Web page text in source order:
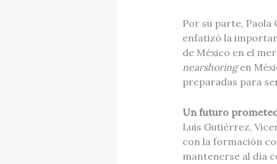
Por su parte, Paola
enfatizó la
de México en el
nearshoringen
preparadas para
Un futuro
Luis Gutiérrez,
con la formación
mantenerse al día